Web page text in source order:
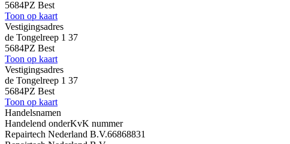
5684PZ Best
Toon op kaart
Vestigingsadres
de Tongelreep 1 37
5684PZ Best
Toon op kaart
Vestigingsadres
de Tongelreep 1 37
5684PZ Best
Toon op kaart
Handelsnamen
Handelend onderKvK nummer
Repairtech Nederland B.V.66868831